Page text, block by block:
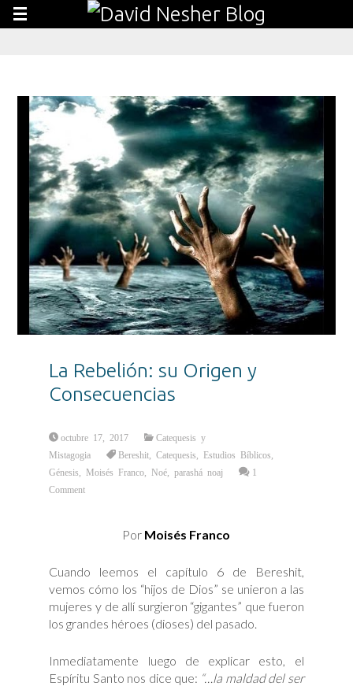
La Rebelión: su Origen y
Consecuencias
octubre 17, 2017
Catequesis y
Mistagogia
Bereshit ,Catequesis Estudios Bíblicos
Génesis
Moisés Franco Noé ,parashá noaj
1
Comment
Por Moisés Franco
Cuando leemos el capítulo 6 de Bereshit,
vemos cómo los “hijos de Dios” se unieron a las
mujeres y de allí surgieron “gigantes” que fueron
los grandes héroes (dioses) del pasado.
Inmediatamente luego de explicar esto, el
Espíritu Santo nos dice que: “…la maldad del ser